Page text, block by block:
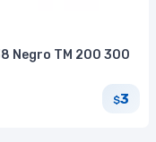
Negro TM 200 300
$3